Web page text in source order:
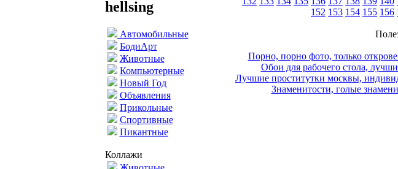
hellsing
Автомобильные
БодиАрт
Животные
Компьютерные
Новый Год
Объявления
Прикольные
Спортивные
Пикантные
Коллажи
152 153 154 155 156
Порно, порно фото, только
Обои для рабочего стола,
Лучшие проститутки москвы,
Знаменитости, голые